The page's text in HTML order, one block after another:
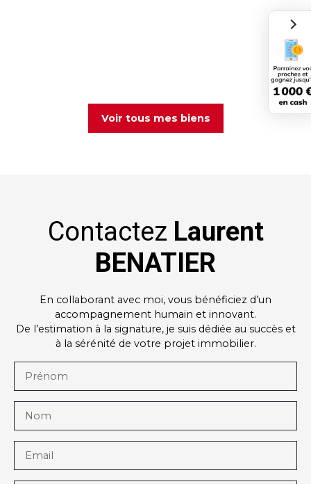
Voir tous mes biens
Contactez Laurent
BENATIER
En collaborant avec moi, vous bénéficiez d’un
accompagnement humain et innovant.
De l’estimation à la signature, je suis dédiée au succès et
à la sérénité de votre projet immobilier.
Prénom
Nom
Email